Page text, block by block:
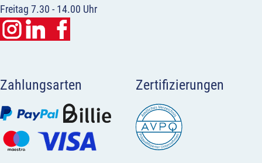
Freitag 7.30 - 14.00 Uhr
Zahlungsarten Zertifizierungen